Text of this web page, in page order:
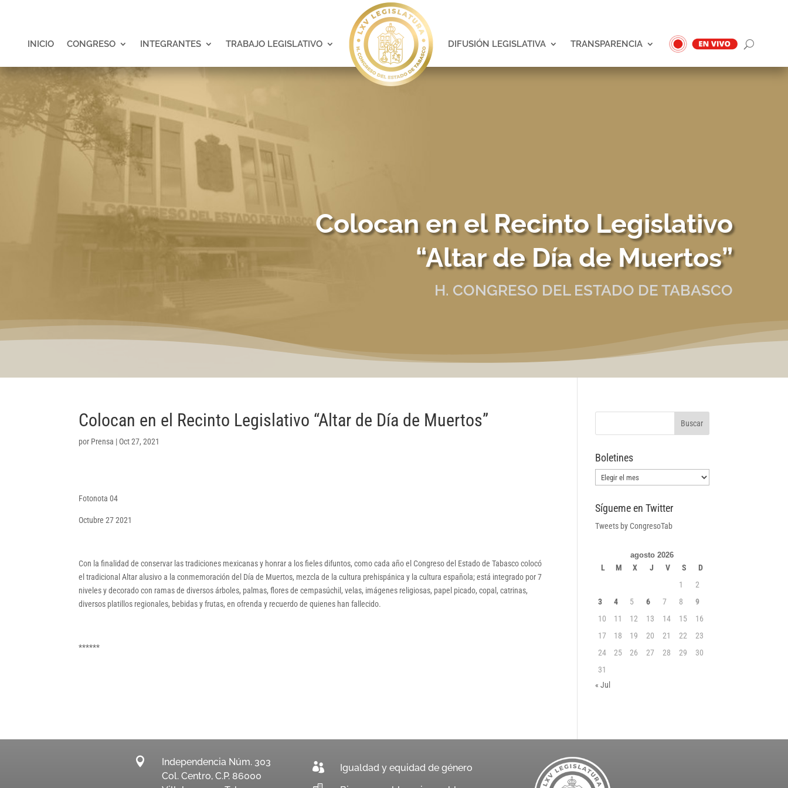
INICIO CONGRESO INTEGRANTES TRABAJO LEGISLATIVO DIFUSIÓN LEGISLATIVA TRANSPARENCIA
Colocan en el Recinto Legislativo
“Altar de Día de Muertos”
H. CONGRESO DEL ESTADO DE TABASCO
Colocan en el Recinto Legislativo “Altar de Día de Muertos”
por Prensa | Oct 27, 2021
Fotonota 04
Octubre 27 2021
Con la finalidad de conservar las tradiciones mexicanas y honrar a los fieles difuntos, como cada año el Congreso del Estado de Tabasco colocó
el tradicional Altar alusivo a la conmemoración del Día de Muertos, mezcla de la cultura prehispánica y la cultura española; está integrado por 7
niveles y decorado con ramas de diversos árboles, palmas, flores de cempasúchil, velas, imágenes religiosas, papel picado, copal, catrinas,
diversos platillos regionales, bebidas y frutas, en ofrenda y recuerdo de quienes han fallecido.
******
Boletines
Boletines
Sígueme en Twitter
Tweets by CongresoTab
agosto 2026
L M X J V S
D
1
2
3
4 5 6 7 8
9
10
11 12 13 14 15
16
17
18 19 20 21 22
23
24
25 26 27 28 29
30
31
« Jul

Independencia Núm. 303
Col. Centro, C.P. 86000
 Igualdad y equidad de género